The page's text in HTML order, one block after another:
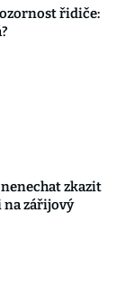
řidiče:
nenechat zkazit
na zářijový